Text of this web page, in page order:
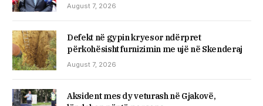
August 7, 2026
Defekt në gypin kryesor ndërpret
përkohësisht furnizimin me ujë në Skenderaj
August 7, 2026
Aksident mes dy veturash në Gjakovë,